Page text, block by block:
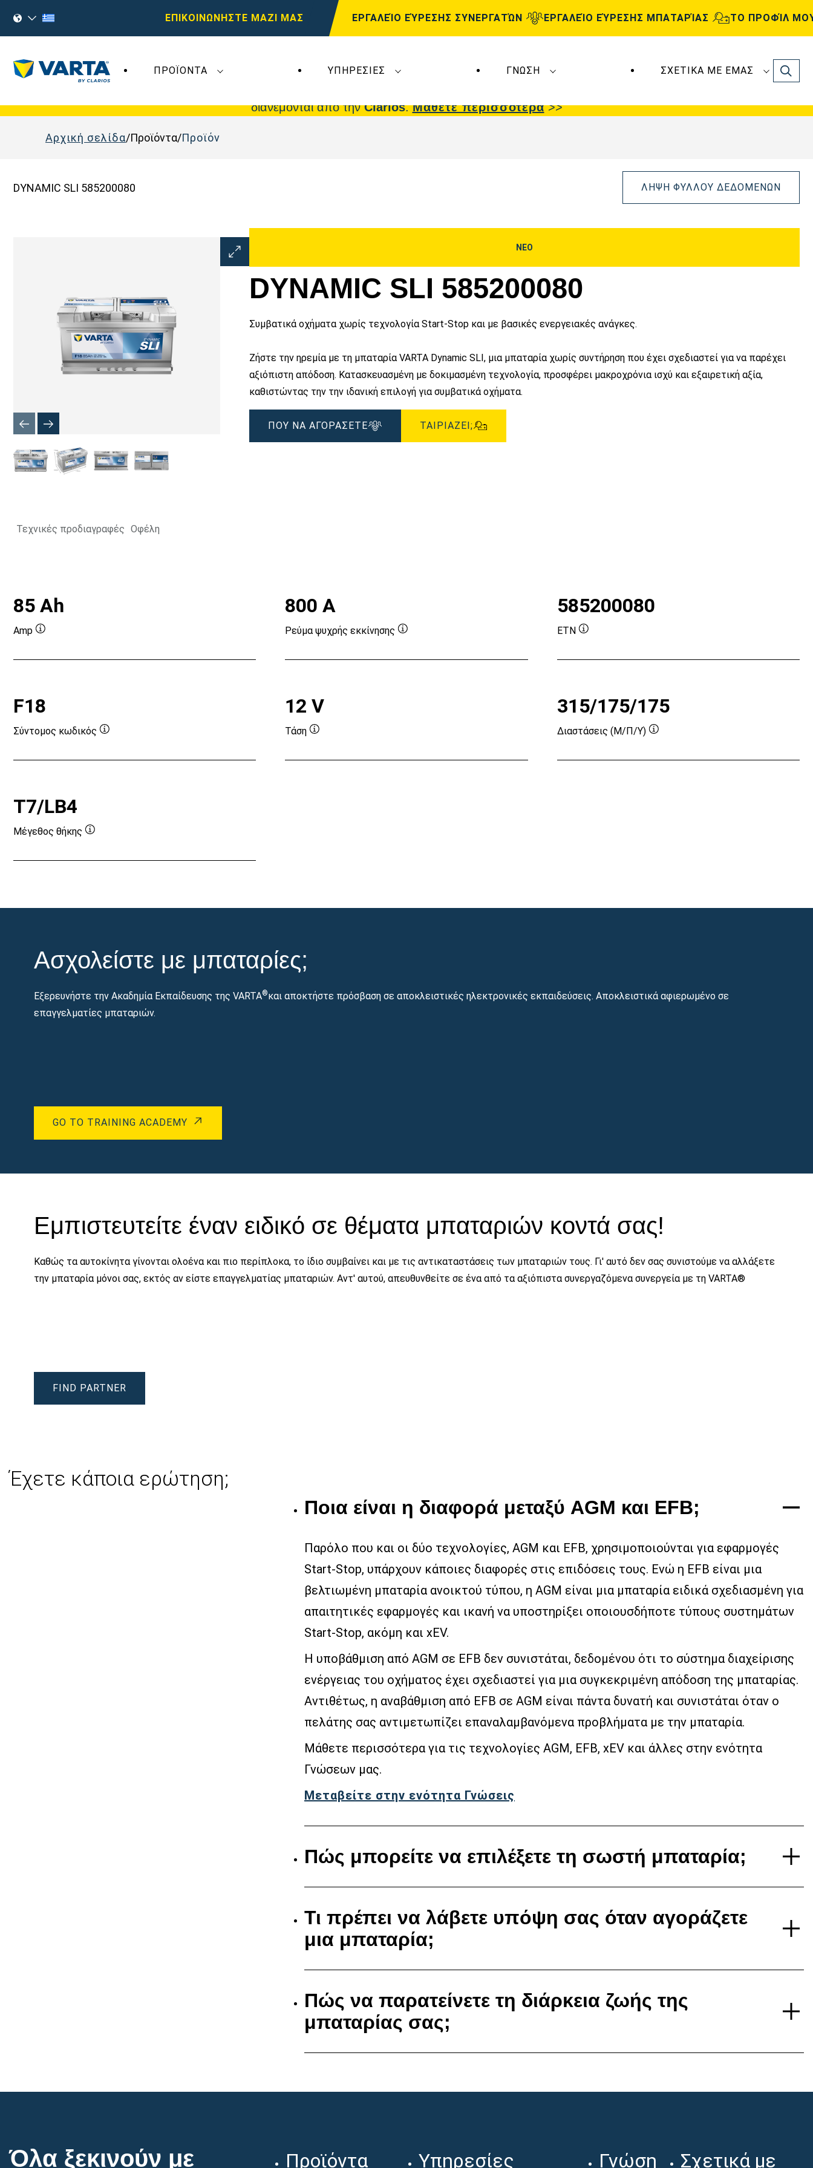
ΕΠΙΚΟΙΝΩΝΗΣΤΕ ΜΑΖΙ ΜΑΣ ΕΡΓΑΛΕΊΟ ΕΎΡΕΣΗΣ ΣΥΝΕΡΓΑΤΏΝ ΕΡΓΑΛΕΊΟ ΕΎΡΕΣΗΣ ΜΠΑΤΑΡΊΑΣ ΤΟ ΠΡΟΦΊΛ
ΠΡΟΪΌΝΤΑ ΥΠΗΡΕΣΊΕΣ ΓΝΏΣΗ ΣΧΕΤΙΚΆ ΜΕ ΕΜΆΣ Search
διανέμονται από τηνClarios.Μάθετε περισσότερα>>
Αρχική σελίδα Προϊόντα Προϊόν
DYNAMIC SLI 585200080 ΛΉΨΗ ΦΎΛΛΟΥ ΔΕΔΟΜΈΝΩΝ
Άνοιγμα
διαλόγου
ΝΕΟ
DYNAMIC SLI 585200080
Συμβατικά οχήματα χωρίς τεχνολογία Start-Stop και με βασικές ενεργειακές ανάγκες.
Ζήστε την ηρεμία με τη μπαταρία VARTA Dynamic SLI, μια μπαταρία χωρίς συντήρηση που έχει σχεδιαστεί για να παρέχει
αξιόπιστη απόδοση. Κατασκευασμένη με δοκιμασμένη τεχνολογία, προσφέρει μακροχρόνια ισχύ και εξαιρετική αξία,
καθιστώντας την την ιδανική επιλογή για συμβατικά οχήματα.
ΠΟΥ ΝΑ ΑΓΟΡΑΣΕΤΕ ΤΑΙΡΙΆΖΕΙ;
Τεχνικές προδιαγραφές Οφέλη
85 Ah
Amp
800 A
Ρεύμα ψυχρής εκκίνησης
585200080
ETN
F18
Σύντομος κωδικός
12 V
Τάση
315/175/175
Διαστάσεις (Μ/Π/Υ)
T7/LB4
Μέγεθος θήκης
Ασχολείστε με μπαταρίες;
Εξερευνήστε την Ακαδημία Εκπαίδευσης της VARTA®και αποκτήστε πρόσβαση σε αποκλειστικές ηλεκτρονικές εκπαιδεύσεις. Αποκλειστικά αφιερωμένο σε
επαγγελματίες μπαταριών.
GO TO TRAINING ACADEMY
Εμπιστευτείτε έναν ειδικό σε θέματα μπαταριών κοντά σας!
Καθώς τα αυτοκίνητα γίνονται ολοένα και πιο περίπλοκα, το ίδιο συμβαίνει και με τις αντικαταστάσεις των μπαταριών τους. Γι' αυτό δεν σας συνιστούμε να αλλάξετε
την μπαταρία μόνοι σας, εκτός αν είστε επαγγελματίας μπαταριών. Αντ' αυτού, απευθυνθείτε σε ένα από τα αξιόπιστα συνεργαζόμενα συνεργεία με τη VARTA®
FIND PARTNER
Έχετε κάποια ερώτηση;
Ποια είναι η διαφορά μεταξύ AGM και EFB;
Παρόλο που και οι δύο τεχνολογίες, AGM και EFB, χρησιμοποιούνται για εφαρμογές
Start-Stop, υπάρχουν κάποιες διαφορές στις επιδόσεις τους. Ενώ η EFB είναι μια
βελτιωμένη μπαταρία ανοικτού τύπου, η AGM είναι μια μπαταρία ειδικά σχεδιασμένη για
απαιτητικές εφαρμογές και ικανή να υποστηρίξει οποιουσδήποτε τύπους συστημάτων
Start-Stop, ακόμη και xEV.
Η υποβάθμιση από AGM σε EFB δεν συνιστάται, δεδομένου ότι το σύστημα διαχείρισης
ενέργειας του οχήματος έχει σχεδιαστεί για μια συγκεκριμένη απόδοση της μπαταρίας.
Αντιθέτως, η αναβάθμιση από EFB σε AGM είναι πάντα δυνατή και συνιστάται όταν ο
πελάτης σας αντιμετωπίζει επαναλαμβανόμενα προβλήματα με την μπαταρία.
Μάθετε περισσότερα για τις τεχνολογίες AGM, EFB, xEV και άλλες στην ενότητα
Γνώσεων μας.
Μεταβείτε στην ενότητα Γνώσεις
Πώς μπορείτε να επιλέξετε τη σωστή μπαταρία;
Τι πρέπει να λάβετε υπόψη σας όταν αγοράζετε
μια μπαταρία;
Πώς να παρατείνετε τη διάρκεια ζωής της
μπαταρίας σας;
Όλα ξεκινούν με Προϊόντα Υπηρεσίες Γνώση Σχετικά με